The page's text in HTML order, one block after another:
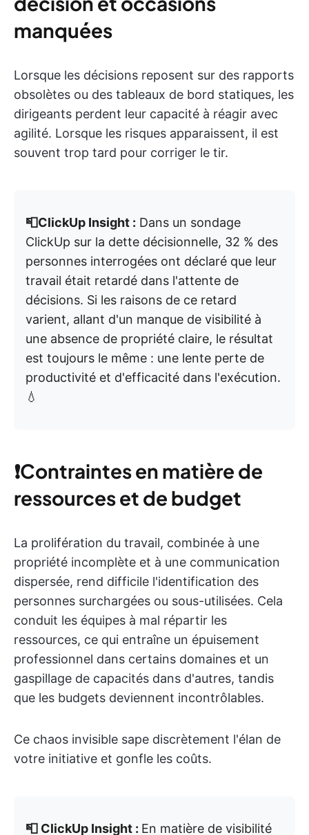
manquées
Lorsque les décisions reposent sur des rapports
obsolètes ou des tableaux de bord statiques, les
dirigeants perdent leur capacité à réagir avec
agilité. Lorsque les risques apparaissent, il est
souvent trop tard pour corriger le tir.
📮ClickUp Insight : Dans un sondage
ClickUp sur la dette décisionnelle, 32 % des
personnes interrogées ont déclaré que leur
travail était retardé dans l'attente de
décisions. Si les raisons de ce retard
varient, allant d'un manque de visibilité à
une absence de propriété claire, le résultat
est toujours le même : une lente perte de
productivité et d'efficacité dans l'exécution.
💧
❗️Contraintes en matière de
ressources et de budget
La prolifération du travail, combinée à une
propriété incomplète et à une communication
dispersée, rend difficile l'identification des
personnes surchargées ou sous-utilisées. Cela
conduit les équipes à mal répartir les
ressources, ce qui entraîne un épuisement
professionnel dans certains domaines et un
gaspillage de capacités dans d'autres, tandis
que les budgets deviennent incontrôlables.
Ce chaos invisible sape discrètement l'élan de
votre initiative et gonfle les coûts.
📮 ClickUp Insight : En matière de visibilité